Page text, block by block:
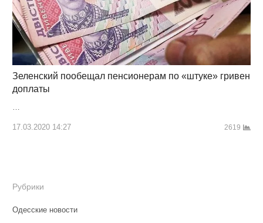
Зеленский пообещал пенсионерам по «штуке» гривен
доплаты
…
17.03.2020 14:27 2619
Рубрики
Одесские новости